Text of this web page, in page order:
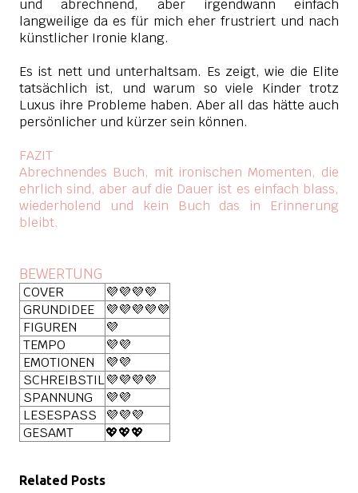
und abrechnend, aber irgendwann einfach
langweilige da es für mich eher frustriert und nach
künstlicher Ironie klang.
Es ist nett und unterhaltsam. Es zeigt, wie die Elite
tatsächlich ist, und warum so viele Kinder trotz
Luxus ihre Probleme haben. Aber all das hätte auch
persönlicher und kürzer sein können.
FAZIT
Abrechnendes Buch, mit ironischen Momenten, die
ehrlich sind, aber auf die Dauer ist es einfach blass,
wiederholend und kein Buch das in Erinnerung
bleibt.
BEWERTUNG
COVER
💜💜💜💜
GRUNDIDEE
💜💜💜💜💜
FIGUREN
💜
TEMPO
💜💜
EMOTIONEN
💜💜
SCHREIBSTIL💜💜💜💜
SPANNUNG
💜💜
LESESPASS
💜💜💜
GESAMT
💖💖💖
Related Posts